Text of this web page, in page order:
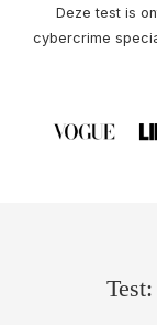
Deze test is
cybercrime
worden